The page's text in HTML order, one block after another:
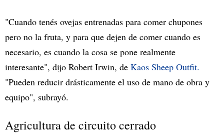
"Cuando tenés ovejas entrenadas para comer chupones
pero no la fruta, y para que dejen de comer cuando es
necesario, es cuando la cosa se pone realmente
interesante", dijo Robert Irwin, de Kaos Sheep Outfit.
"Pueden reducir drásticamente el uso de mano de obra y
equipo", subrayó.
Agricultura de circuito cerrado